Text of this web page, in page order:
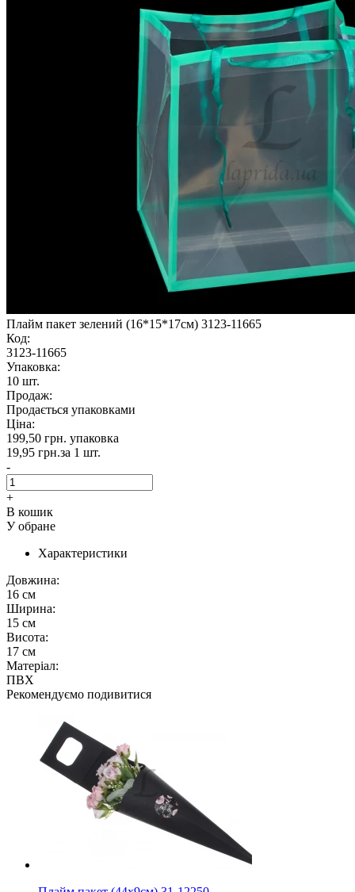
Плайм пакет зелений (16*15*17см) 3123-11665
Код:
3123-11665
Упаковка:
10 шт.
Продаж:
Продається упаковками
Ціна:
199,50 грн. упаковка
19,95 грн.за 1 шт.
-
+
В кошик
У обране
Характеристики
Довжина:
16 см
Ширина:
15 см
Висота:
17 см
Матеріал:
ПВХ
Рекомендуємо подивитися